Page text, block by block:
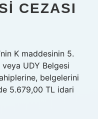
CEZASI
K maddesinin 5.
UDY Belgesi
belgelerini
5.679,00 TL idari